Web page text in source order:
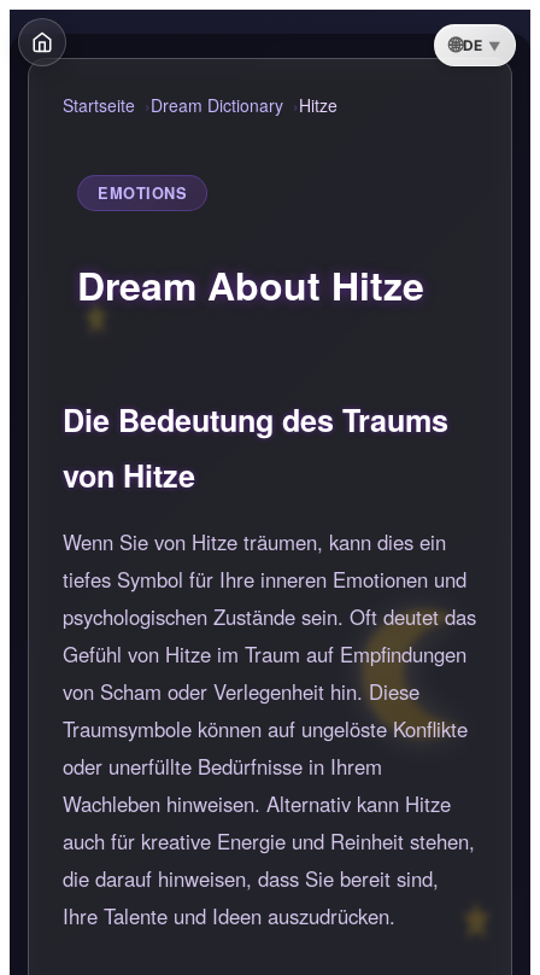
DE
Startseite Dream Dictionary Hitze
EMOTIONS
Dream About Hitze
Die Bedeutung des Traums
von Hitze
Wenn Sie von Hitze träumen, kann dies ein
tiefes Symbol für Ihre inneren Emotionen und
psychologischen Zustände sein. Oft deutet das
Gefühl von Hitze im Traum auf Empfindungen
von Scham oder Verlegenheit hin. Diese
Traumsymbole können auf ungelöste Konflikte
oder unerfüllte Bedürfnisse in Ihrem
Wachleben hinweisen. Alternativ kann Hitze
auch für kreative Energie und Reinheit stehen,
die darauf hinweisen, dass Sie bereit sind,
Ihre Talente und Ideen auszudrücken.